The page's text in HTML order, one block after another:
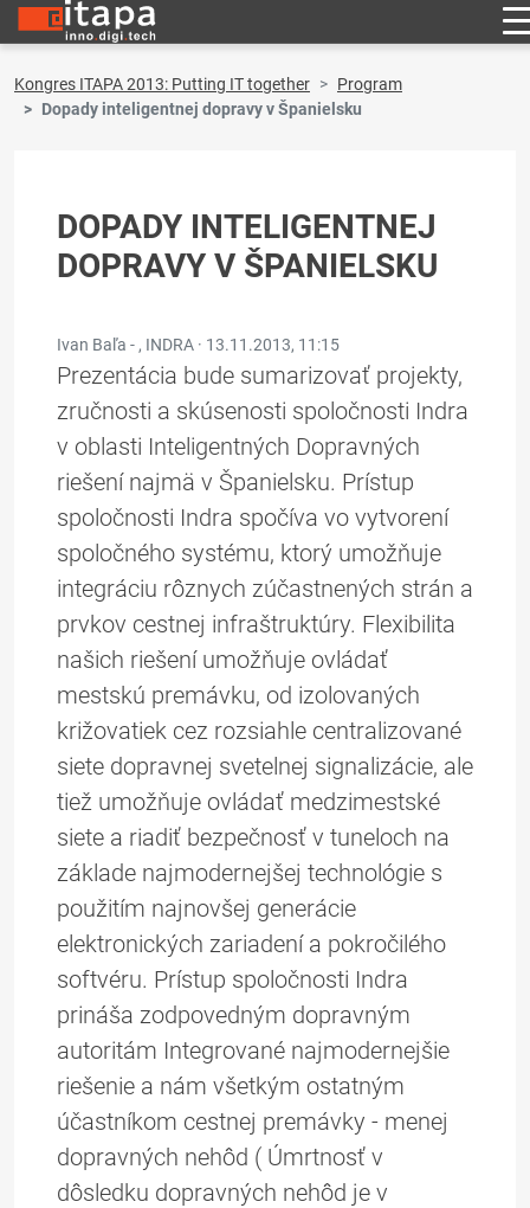
Kongres ITAPA 2013: Putting IT together
Program
Dopady inteligentnej dopravy v Španielsku
DOPADY INTELIGENTNEJ
DOPRAVY V ŠPANIELSKU
Ivan Baľa - , INDRA · 13.11.2013, 11:15
Prezentácia bude sumarizovať projekty,
zručnosti a skúsenosti spoločnosti Indra
v oblasti Inteligentných Dopravných
riešení najmä v Španielsku. Prístup
spoločnosti Indra spočíva vo vytvorení
spoločného systému, ktorý umožňuje
integráciu rôznych zúčastnených strán a
prvkov cestnej infraštruktúry. Flexibilita
našich riešení umožňuje ovládať
mestskú premávku, od izolovaných
križovatiek cez rozsiahle centralizované
siete dopravnej svetelnej signalizácie, ale
tiež umožňuje ovládať medzimestské
siete a riadiť bezpečnosť v tuneloch na
základe najmodernejšej technológie s
použitím najnovšej generácie
elektronických zariadení a pokročilého
softvéru. Prístup spoločnosti Indra
prináša zodpovedným dopravným
autoritám Integrované najmodernejšie
riešenie a nám všetkým ostatným
účastníkom cestnej premávky - menej
dopravných nehôd ( Úmrtnosť v
dôsledku dopravných nehôd je v